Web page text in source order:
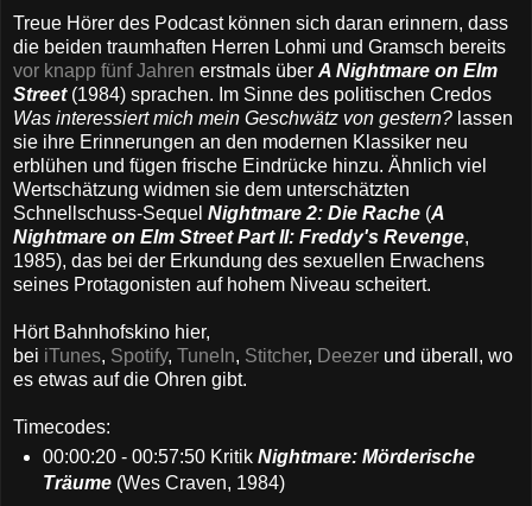
Treue Hörer des Podcast können sich daran erinnern, dass
die beiden traumhaften Herren Lohmi und Gramsch bereits
vor knapp fünf Jahren erstmals über A Nightmare on Elm
Street(1984) sprachen. Im Sinne des politischen Credos
Was interessiert mich mein Geschwätz von gestern? lassen
sie ihre Erinnerungen an den modernen Klassiker neu
erblühen und fügen frische Eindrücke hinzu. Ähnlich viel
Wertschätzung widmen sie dem unterschätzten
Schnellschuss-Sequel Nightmare 2: Die Rache (A
Nightmare on Elm Street Part II: Freddy's Revenge,
1985), das bei der Erkundung des sexuellen Erwachens
seines Protagonisten auf hohem Niveau scheitert.
Hört Bahnhofskino hier,
bei iTunes, Spotify, TuneIn, Stitcher, Deezer und überall, wo
es etwas auf die Ohren gibt.
Timecodes:
00:00:20 - 00:57:50 Kritik Nightmare: Mörderische
Träume(Wes Craven, 1984)